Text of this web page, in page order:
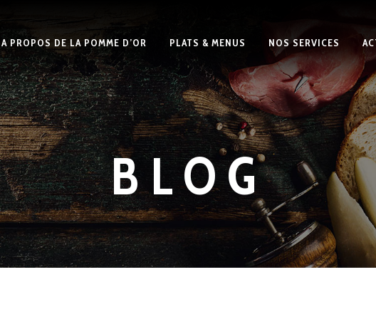
A PROPOS DE LA POMME D’OR PLATS & MENUS NOS SERVICES
BLOG